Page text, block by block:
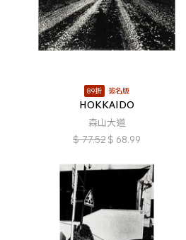
89折 簽名版
HOKKAIDO
森山大道
$ 77.52 $ 68.99